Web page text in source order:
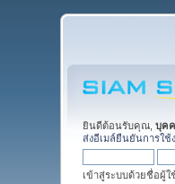
ยินดีต้อนรับคุณ,บุค
ส่งอีเมล์ยืนยันการใช้
เข้าสู่ระบบด้วยชื่อผู้ใ